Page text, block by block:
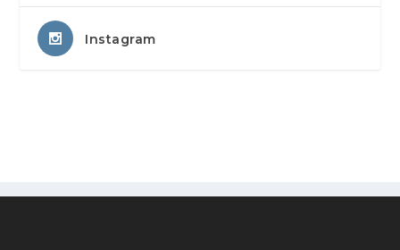
Instagram